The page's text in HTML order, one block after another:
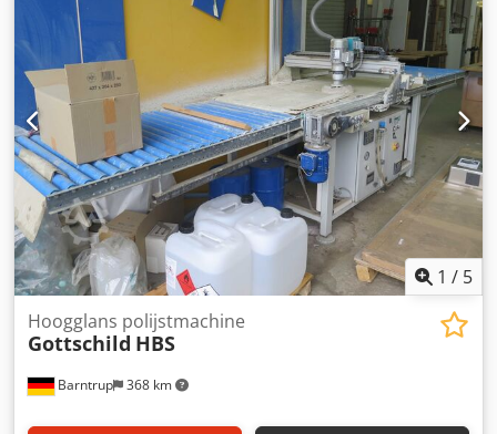
1 / 5
Barntrup 368 km
Hoogglans polijstmachine
Gottschild HBS